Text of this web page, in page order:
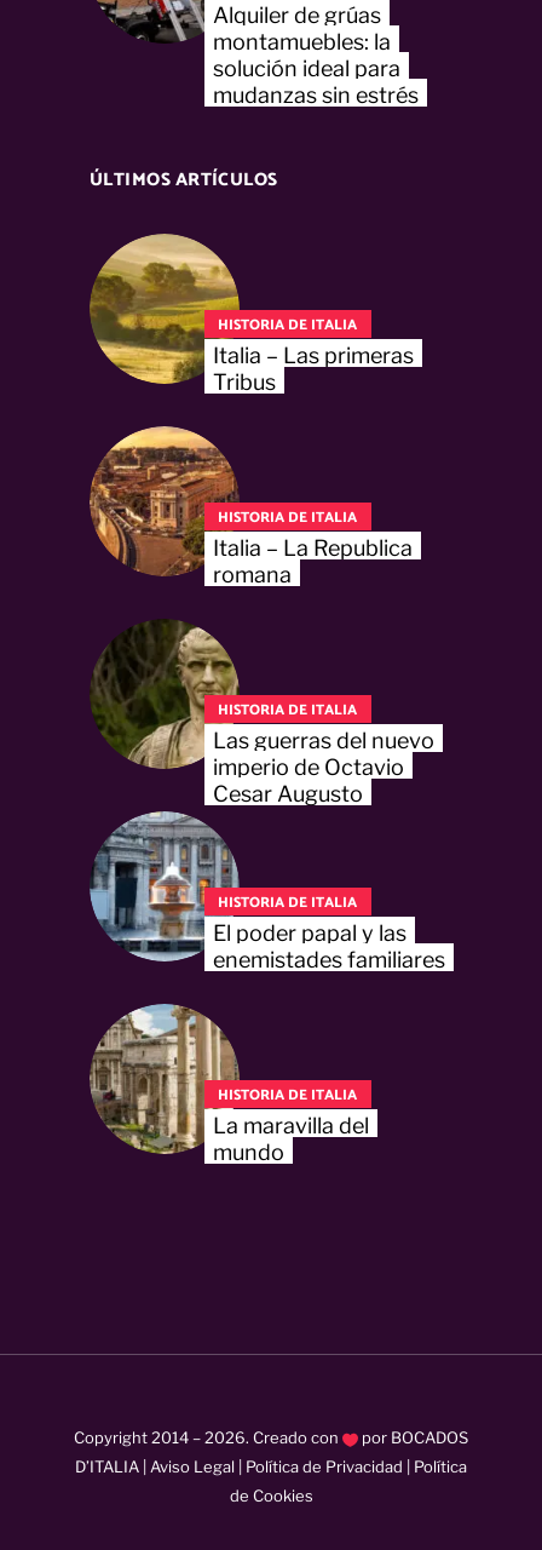
Alquiler de grúas
montamuebles: la
solución ideal para
mudanzas sin estrés
ÚLTIMOS ARTÍCULOS
HISTORIA DE ITALIA
Italia – Las primeras
Tribus
HISTORIA DE ITALIA
Italia – La Republica
romana
HISTORIA DE ITALIA
Las guerras del nuevo
imperio de Octavio
Cesar Augusto
HISTORIA DE ITALIA
El poder papal y las
enemistades familiares
HISTORIA DE ITALIA
La maravilla del
mundo
Copyright 2014 –2026. Creado con por BOCADOS
D’ITALIA Aviso Legal Política de Privacidad
Política
de Cookies